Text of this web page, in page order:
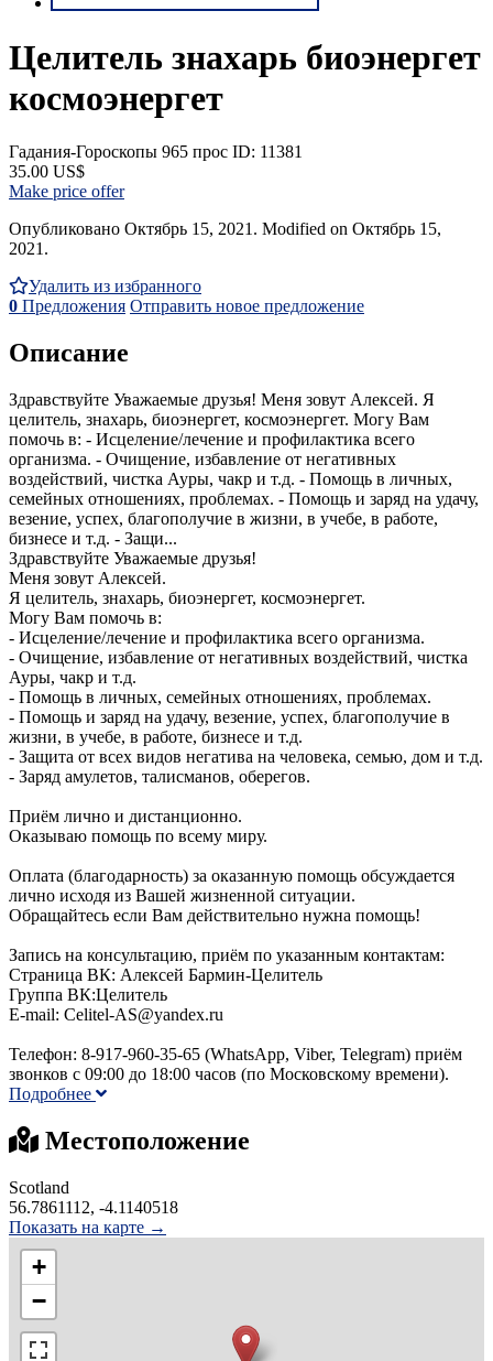
Целитель знахарь биоэнергет
космоэнергет
Гадания-Гороскопы 965 прос ID: 11381
35.00 US$
Make price offer
Опубликовано Октябрь 15, 2021. Modified on Октябрь 15,
2021.
Удалить из избранного
0 Предложения Отправить новое предложение
Описание
Здравствуйте Уважаемые друзья! Меня зовут Алексей. Я
целитель, знахарь, биоэнергет, космоэнергет. Могу Вам
помочь в: - Исцеление/лечение и профилактика всего
организма. - Очищение, избавление от негативных
воздействий, чистка Ауры, чакр и т.д. - Помощь в личных,
семейных отношениях, проблемах. - Помощь и заряд на удачу,
везение, успех, благополучие в жизни, в учебе, в работе,
бизнесе и т.д. - Защи...
Здравствуйте Уважаемые друзья!
Меня зовут Алексей.
Я целитель, знахарь, биоэнергет, космоэнергет.
Могу Вам помочь в:
- Исцеление/лечение и профилактика всего организма.
- Очищение, избавление от негативных воздействий, чистка
Ауры, чакр и т.д.
- Помощь в личных, семейных отношениях, проблемах.
- Помощь и заряд на удачу, везение, успех, благополучие в
жизни, в учебе, в работе, бизнесе и т.д.
- Защита от всех видов негатива на человека, семью, дом и т.д.
- Заряд амулетов, талисманов, оберегов.
Приём лично и дистанционно.
Оказываю помощь по всему миру.
Оплата (благодарность) за оказанную помощь обсуждается
лично исходя из Вашей жизненной ситуации.
Обращайтесь если Вам действительно нужна помощь!
Запись на консультацию, приём по указанным контактам:
Страница ВК: Алексей Бармин-Целитель
Группа ВК:Целитель
E-mail: Celitel-AS@yandex.ru
Телефон: 8-917-960-35-65 (WhatsApp, Viber, Telegram) приём
звонков с 09:00 до 18:00 часов (по Московскому времени).
Подробнее
Местоположение
Scotland
56.7861112, -4.1140518
Показать на карте →
+
−